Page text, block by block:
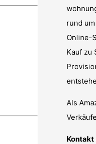
rund
Online-
Kauf zu
Als
Kontakt